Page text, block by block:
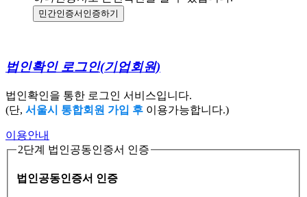
민간인증서 인증하기
법인확인 로그인(기업회원)
법인확인을 통한 로그인 서비스입니다.
(단, 서울시 통합회원 가입 후 이용가능합니다.)
이용안내
2단계 법인공동인증서 인증
법인공동인증서 인증